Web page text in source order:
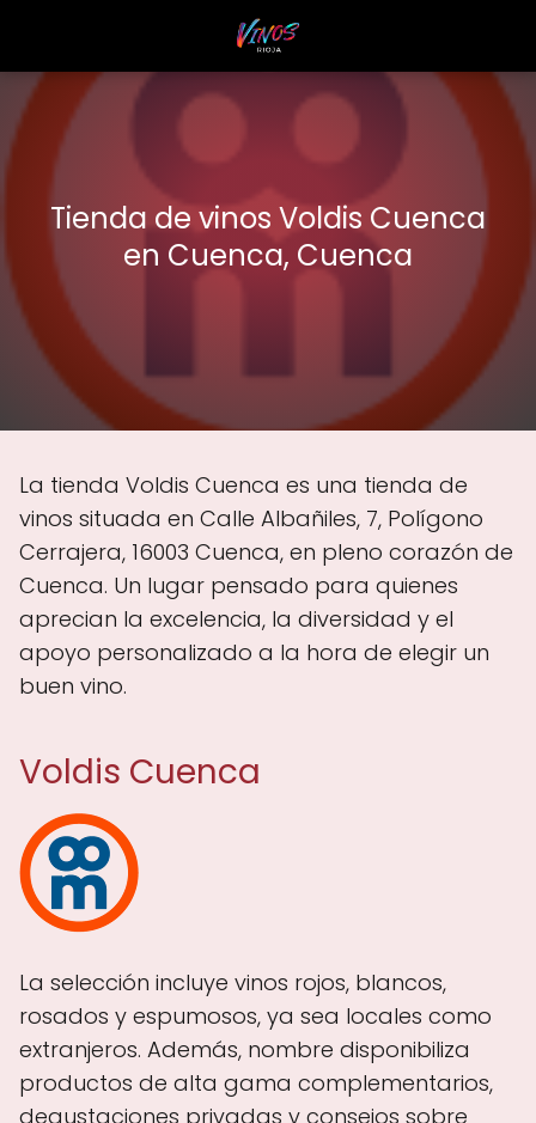
Tienda de vinos Voldis Cuenca
en Cuenca, Cuenca
La tienda Voldis Cuenca es una tienda de
vinos situada en Calle Albañiles, 7, Polígono
Cerrajera, 16003 Cuenca, en pleno corazón de
Cuenca. Un lugar pensado para quienes
aprecian la excelencia, la diversidad y el
apoyo personalizado a la hora de elegir un
buen vino.
Voldis Cuenca
La selección incluye vinos rojos, blancos,
rosados y espumosos, ya sea locales como
extranjeros. Además, nombre disponibiliza
productos de alta gama complementarios,
degustaciones privadas y consejos sobre